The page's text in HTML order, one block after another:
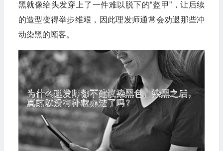
黑就像给头发穿上了一件难以脱下的“盔甲”，让后续
的造型变得举步维艰，因此理发师通常会劝退那些冲
动染黑的顾客。